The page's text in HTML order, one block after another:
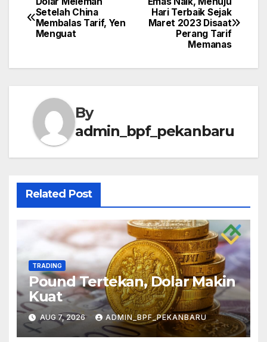
Post
navigation
Hari Terbaik Sejak
Maret 2023 Disaat
Perang Tarif
Memanas
Setelah China
Membalas Tarif, Yen
Menguat
By
admin_bpf_pekanbaru
Related Post
TRADING
Pound Tertekan, Dolar Makin
Kuat
AUG 7, 2026 ADMIN_BPF_PEKANBARU